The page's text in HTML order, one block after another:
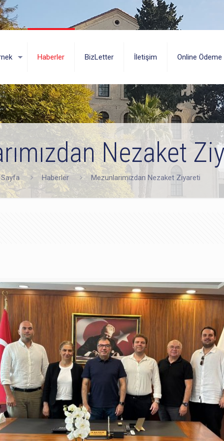
Haberler BizLetter İletişim Online Ödeme
Nezaket
Haberler Mezunlarımızdan Nezaket Ziyareti